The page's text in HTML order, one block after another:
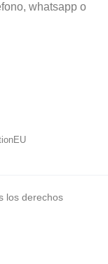
whatsapp o
los derechos